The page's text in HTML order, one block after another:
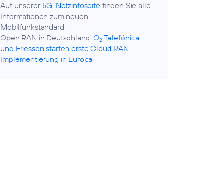
Auf unserer 5G-Netzinfoseite finden Sie alle
Informationen zum neuen
Mobilfunkstandard.
Open RAN in Deutschland:O2 Telefónica
und Ericsson starten erste Cloud RAN-
Implementierung in Europa